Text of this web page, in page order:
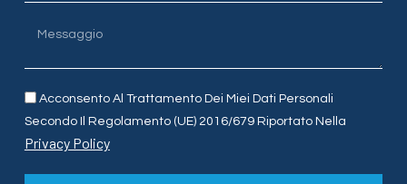
Acconsento Al Trattamento Dei Miei Dati Personali
Secondo Il Regolamento (UE) 2016/679 Riportato Nella
Privacy Policy